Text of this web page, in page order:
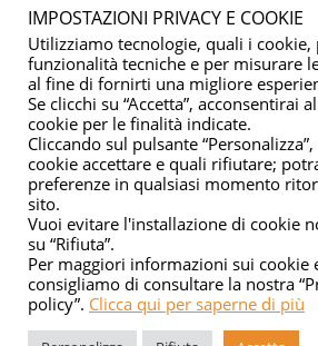
Copyright © 2026 - Ente Bilaterale del
IMPOSTAZIONI PRIVACY E COOKIE
Utilizziamo tecnologie, quali i cookie,
funzionalità tecniche e per misurare
al fine di fornirti una migliore
Se clicchi su “Accetta”, acconsentirai
cookie per le finalità indicate.
Cliccando sul pulsante
cookie accettare e quali rifiutare;
preferenze in qualsiasi momento
sito.
Vuoi evitare l'installazione di cookie
su “Rifiuta”.
Per maggiori informazioni sui cookie
consigliamo di consultare la nostra
policy”. Clicca qui per saperne di più